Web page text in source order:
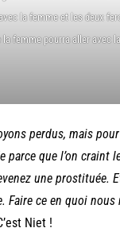
la femme et les deux
femme pourra aller avec
perdus, mais
que l’on craint
une prostituée.
ce en quoi
Niet !